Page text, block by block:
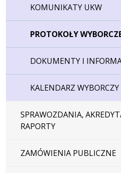
KOMUNIKATY UKW
PROTOKOŁY
DOKUMENTY I
KALENDARZ WYBORCZY
SPRAWOZDANIA,
RAPORTY
ZAMÓWIENIA PUBLICZNE